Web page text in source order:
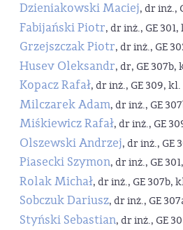
Dzieniakowski Maciej, dr inż.,
Fabijański Piotr, dr inż., GE 301,
Grzejszczak Piotr, dr inż., GE
Husev Oleksandr, dr, GE 307b,
Kopacz Rafał, dr inż., GE 309, kl.
Milczarek Adam, dr inż., GE
Miśkiewicz Rafał, dr inż., GE
Olszewski Andrzej, dr inż., GE
Piasecki Szymon, dr inż., GE
Rolak Michał, dr inż., GE 307b,
Sobczuk Dariusz, dr inż., GE
Styński Sebastian, dr inż., GE